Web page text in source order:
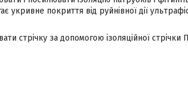
укривне покриття від руйнівної дії
стрічку за допомогою ізоляційної